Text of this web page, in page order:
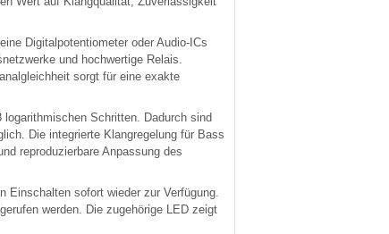
Digitalpotentiometer oder Audio-ICs
und hochwertige Relais.
sorgt für eine exakte
Schritten. Dadurch sind
Die integrierte Klangregelung für Bass
reproduzierbare Anpassung des
Einschalten sofort wieder zur Verfügung.
werden. Die zugehörige LED zeigt